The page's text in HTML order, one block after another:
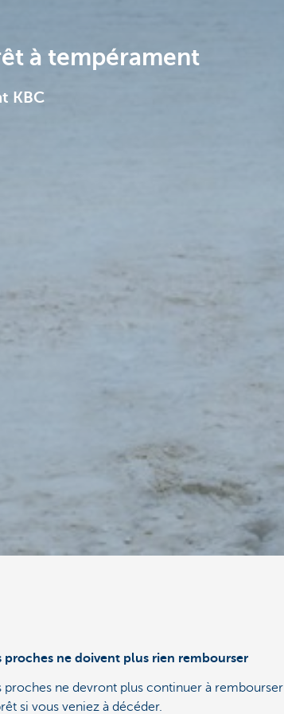
à tempérament
KBC
proches ne doivent plus rien rembourser
proches ne devront plus continuer à rembourser
si vous veniez à décéder.